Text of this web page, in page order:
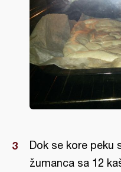
Dok se kore peku
žumanca sa 12